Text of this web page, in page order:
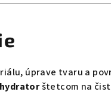
úprave tvaru a
štetcom na